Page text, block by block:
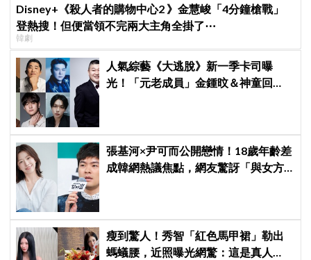
Disney+《殺人者的購物中心2 》金慧峻「4分鐘槍戰」
登熱搜！但便當領不完兩大主角全掛了⋯
韓劇
人氣綜藝《大逃脫》新一季卡司曝
光！「元老成員」金鍾旼＆神童回
張基河×尹可而公開戀情！18歲年齡差
成韓網熱議焦點，網友驚訝「與女方
瘦到驚人！秀智「紅色馬甲裙」勒出
螞蟻腰，近照曝光網驚：這是真人